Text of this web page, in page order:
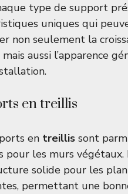
type de support
uniques qui
non seulement la
aussi l’apparence
en treillis
en treillis sont
pour les murs
solide pour les
permettant une